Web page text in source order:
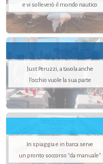
e vi solleverò il mondo nautico
Just Peruzzi, a tavola anche
l’occhio vuole la sua parte
In spiaggia e in barca serve
un pronto soccorso "da manuale"